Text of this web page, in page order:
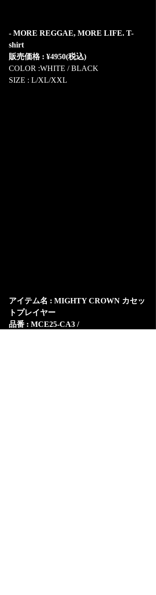
- MORE REGGAE, MORE LIFE. T-
shirt
販売価格 : ¥4950(税込)
COLOR :WHITE / BLACK
SIZE : L/XL/XXL
アイテム名 : MIGHTY CROWN カセッ
トプレイヤー
品番 : MCE25-CA3 /